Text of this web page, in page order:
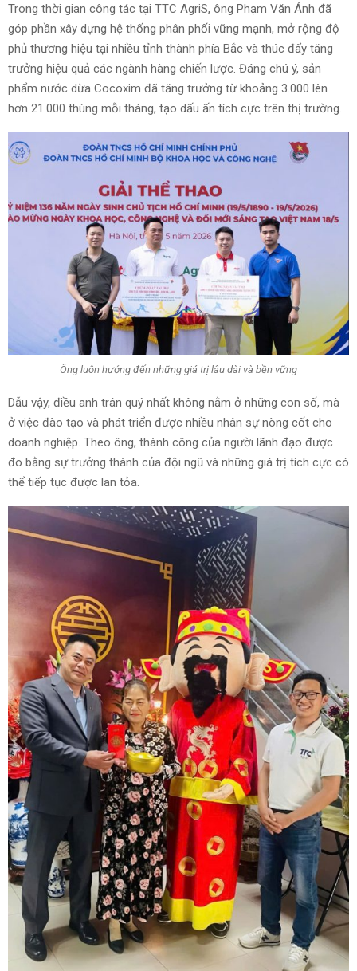
Trong thời gian công tác tại TTC AgriS, ông Phạm Văn Ánh đã
góp phần xây dựng hệ thống phân phối vững mạnh, mở rộng độ
phủ thương hiệu tại nhiều tỉnh thành phía Bắc và thúc đẩy tăng
trưởng hiệu quả các ngành hàng chiến lược. Đáng chú ý, sản
phẩm nước dừa Cocoxim đã tăng trưởng từ khoảng 3.000 lên
hơn 21.000 thùng mỗi tháng, tạo dấu ấn tích cực trên thị trường.
Ông luôn hướng đến những giá trị lâu dài và bền vững
Dẫu vậy, điều anh trân quý nhất không nằm ở những con số, mà
ở việc đào tạo và phát triển được nhiều nhân sự nòng cốt cho
doanh nghiệp. Theo ông, thành công của người lãnh đạo được
đo bằng sự trưởng thành của đội ngũ và những giá trị tích cực có
thể tiếp tục được lan tỏa.